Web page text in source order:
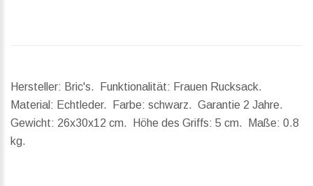
Hersteller: Bric's. Funktionalität: Frauen Rucksack.
Material: Echtleder. Farbe: schwarz. Garantie 2 Jahre.
Gewicht: 26x30x12 cm. Höhe des Griffs: 5 cm. Maße: 0.8
kg.